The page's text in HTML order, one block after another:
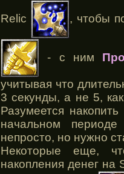
Relic , чтобы
- с ним
учитывая что
3 секунды, а не 5,
Разумеется
начальном
непросто, но нужно
Некоторые еще,
накопления денег на